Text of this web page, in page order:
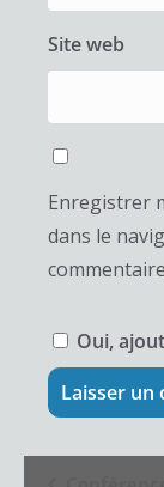
Site web
Enregistrer
dans le
Oui,